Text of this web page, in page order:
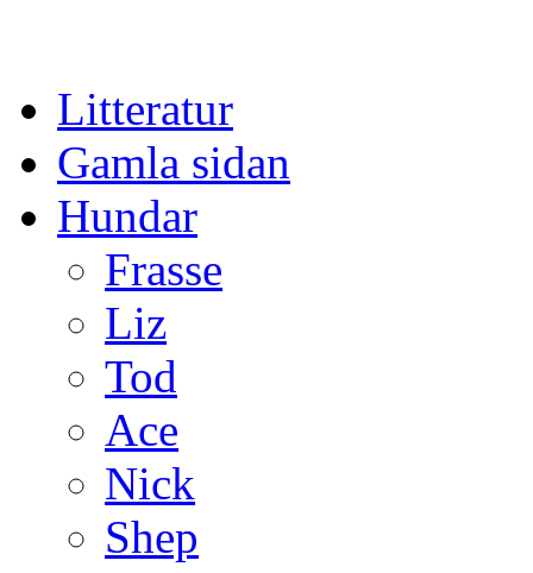
till
innehållLitteratur
Gamla sidan
Hundar
Frasse
Liz
Tod
Ace
Nick
Shep